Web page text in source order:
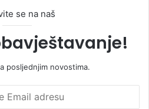
se na naš
posljednjim novostima.